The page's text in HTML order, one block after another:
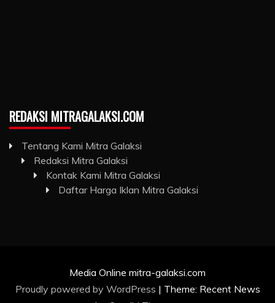
REDAKSI MITRAGALAKSI.COM
Tentang Kami Mitra Galaksi
Redaksi Mitra Galaksi
Kontak Kami Mitra Galaksi
Daftar Harga Iklan Mitra Galaksi
Media Online mitra-galaksi.com
Proudly powered by WordPress | Theme: Recent News